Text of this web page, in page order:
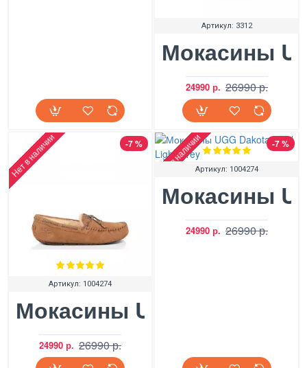
Артикул: 3312
Мокасины
24990 р. 26990 р.
-7 %
Нет в наличии
Артикул: 1004274
Мокасины UGG Dakota
24990 р. 26990 р.
-7 %
Нет в наличииАртикул: 1004274
Мокасины
24990 р. 26990 р.